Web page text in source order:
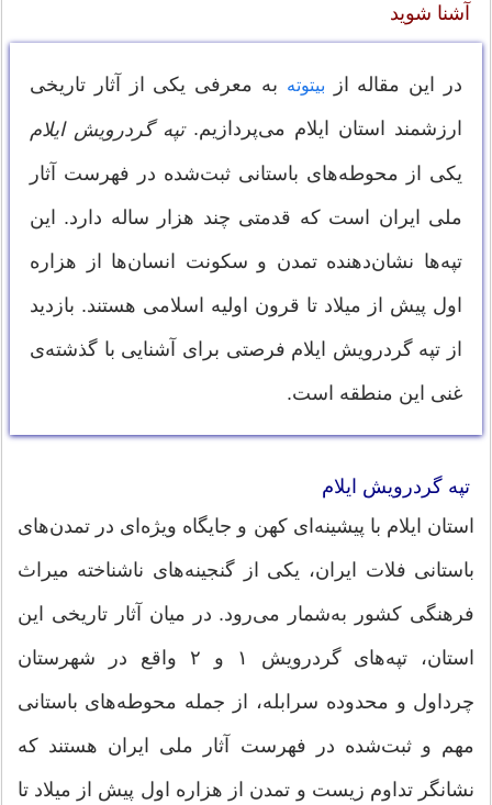
آشنا شوید
در این مقاله از بیتوته به معرفی یکی از آثار تاریخی
ارزشمند استان ایلام می‌پردازیم.تپه گردرویش ایلام
یکی از محوطه‌های باستانی ثبت‌شده در فهرست آثار
ملی ایران است که قدمتی چند هزار ساله دارد. این
تپه‌ها نشان‌دهنده تمدن و سکونت انسان‌ها از هزاره
اول پیش از میلاد تا قرون اولیه اسلامی هستند. بازدید
از تپه گردرویش ایلام فرصتی برای آشنایی با گذشته‌ی
غنی این منطقه است.
تپه گردرویش ایلام
استان ایلام با پیشینه‌ای کهن و جایگاه ویژه‌ای در تمدن‌های
باستانی فلات ایران، یکی از گنجینه‌های ناشناخته میراث
فرهنگی کشور به‌شمار می‌رود. در میان آثار تاریخی این
استان، تپه‌های گردرویش ۱ و ۲ واقع در شهرستان
چرداول و محدوده سرابله، از جمله محوطه‌های باستانی
مهم و ثبت‌شده در فهرست آثار ملی ایران هستند که
نشانگر تداوم زیست و تمدن از هزاره اول پیش از میلاد تا